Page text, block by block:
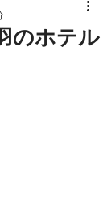
ホテル